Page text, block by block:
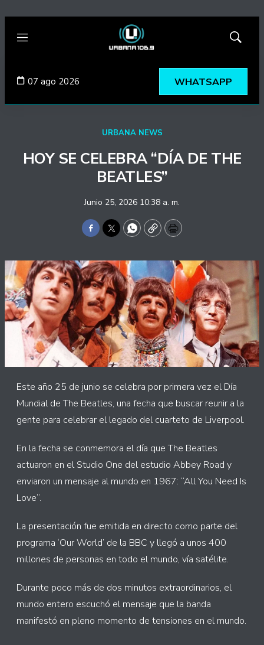
Menú
Mostrar
07 ago 2026 WHATSAPP
URBANA NEWS
HOY SE CELEBRA “DÍA DE THE
BEATLES”
Junio 25, 2026 10:38 a. m.
Facebook
TwitterWhatsApp
CopyPrint
Este año 25 de junio se celebra por primera vez el Día
Mundial de The Beatles, una fecha que buscar reunir a la
gente para celebrar el legado del cuarteto de Liverpool.
En la fecha se conmemora el día que The Beatles
actuaron en el Studio One del estudio Abbey Road y
enviaron un mensaje al mundo en 1967: “All You Need Is
Love”.
La presentación fue emitida en directo como parte del
programa ‘Our World’ de la BBC y llegó a unos 400
millones de personas en todo el mundo, vía satélite.
Durante poco más de dos minutos extraordinarios, el
mundo entero escuchó el mensaje que la banda
manifestó en pleno momento de tensiones en el mundo.